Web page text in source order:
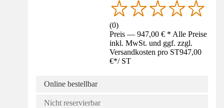
(0)
Preis — 947,00 € * Alle Preise
inkl. MwSt. und ggf. zzgl.
Versandkosten pro ST947,00
€*/ ST
Online bestellbar
Nicht reservierbar